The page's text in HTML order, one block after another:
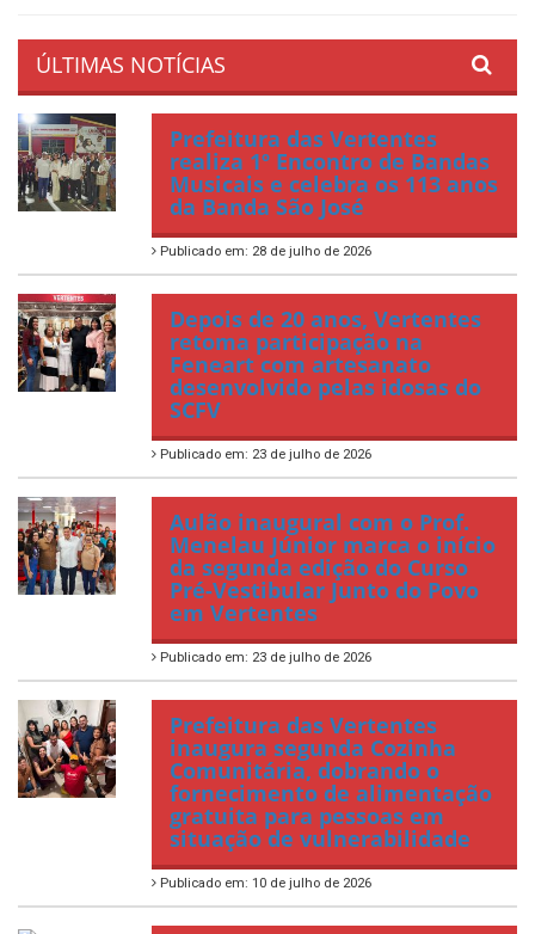
ÚLTIMAS NOTÍCIAS
Prefeitura das Vertentes
realiza 1º Encontro de Bandas
Musicais e celebra os 113 anos
da Banda São José
Publicado em: 28 de julho de 2026
Depois de 20 anos, Vertentes
retoma participação na
Feneart com artesanato
desenvolvido pelas idosas do
SCFV
Publicado em: 23 de julho de 2026
Aulão inaugural com o Prof.
Menelau Júnior marca o início
da segunda edição do Curso
Pré-Vestibular Junto do Povo
em Vertentes
Publicado em: 23 de julho de 2026
Prefeitura das Vertentes
inaugura segunda Cozinha
Comunitária, dobrando o
fornecimento de alimentação
gratuita para pessoas em
situação de vulnerabilidade
Publicado em: 10 de julho de 2026